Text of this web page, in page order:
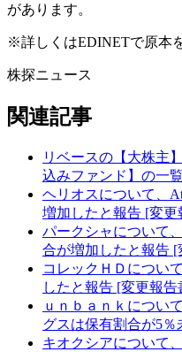
があります。
※詳しくはEDINETで原本
株探ニュース
関連記事
リベースの【大株主
込みファンド】の一
ヘリオスについて、
増加したと報告 [変更
パークシャについて
合が増加したと報告 [
コレックＨＤについ
したと報告 [変更報告
ｕｎｂａｎｋについ
グスは保有割合が5％
キオクシアについて